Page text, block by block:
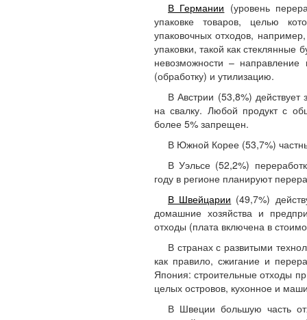
В Германии (уровень
упаковке товаров, целью
упаковочных отходов,
упаковки, такой как стеклянные
невозможности – направление
(обработку) и утилизацию.
В Австрии (53,8%) действует
на свалку. Любой продукт с
более 5% запрещен.
В Южной Корее (53,7%)
В Уэльсе (52,2%)
году в регионе планируют
В Швейцарии (49,7%)
домашние хозяйства и
отходы (плата включена в
В странах с развитыми
как правило, сжигание и
Япония: строительные отходы
целых островов, кухонное и
В Швеции большую часть